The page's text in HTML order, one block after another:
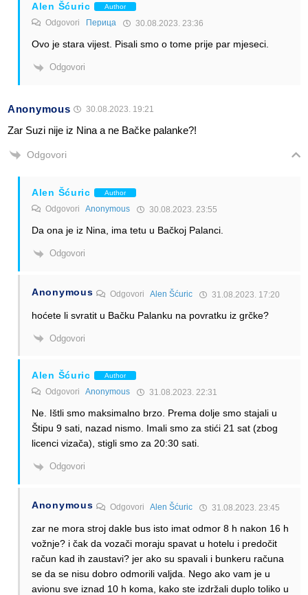
Alen Šćuric Author
Odgovori Перица 30.08.2023. 23:36
Ovo je stara vijest. Pisali smo o tome prije par mjeseci.
Odgovori
Anonymous 30.08.2023. 19:21
Zar Suzi nije iz Nina a ne Bačke palanke?!
Odgovori
Alen Šćuric Author
Odgovori Anonymous 30.08.2023. 23:55
Da ona je iz Nina, ima tetu u Bačkoj Palanci.
Odgovori
Anonymous OdgovoriAlen Šćuric 31.08.2023. 17:20
hoćete li svratit u Bačku Palanku na povratku iz grčke?
Odgovori
Alen Šćuric Author
Odgovori Anonymous 31.08.2023. 22:31
Ne. Ištli smo maksimalno brzo. Prema dolje smo stajali u
Štipu 9 sati, nazad nismo. Imali smo za stići 21 sat (zbog
licenci vizača), stigli smo za 20:30 sati.
Odgovori
Anonymous OdgovoriAlen Šćuric 31.08.2023. 23:45
zar ne mora stroj dakle bus isto imat odmor 8 h nakon 16 h
vožnje? i čak da vozači moraju spavat u hotelu i predočit
račun kad ih zaustavi? jer ako su spavali i bunkeru računa
se da se nisu dobro odmorili valjda. Nego ako vam je u
avionu sve iznad 10 h koma, kako ste izdržali duplo toliko u